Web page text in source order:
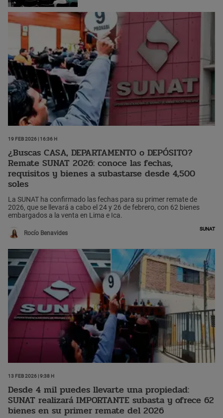
19 Feb 2026 | 16:36 h
¿Buscas CASA, DEPARTAMENTO o DEPÓSITO?
Remate SUNAT 2026: conoce las fechas,
requisitos y bienes a subastarse desde 4,500
soles
La SUNAT ha confirmado las fechas para su primer remate de
2026, que se llevará a cabo el 24 y 26 de febrero, con 62 bienes
embargados a la venta en Lima e Ica.
Rocío Benavides
Sunat
13 Feb 2026 | 9:38 h
Desde 4 mil puedes llevarte una propiedad:
SUNAT realizará IMPORTANTE subasta y ofrece 62
bienes en su primer remate del 2026